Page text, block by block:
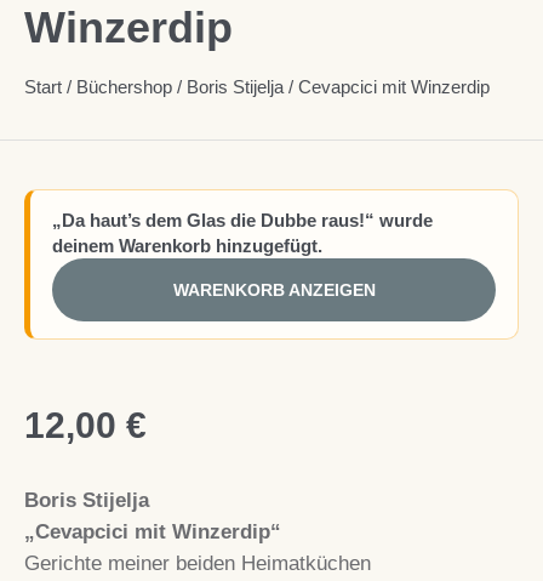
Winzerdip
Start / Büchershop / Boris Stijelja / Cevapcici mit Winzerdip
„Da haut’s dem Glas die Dubbe raus!“ wurde
deinem Warenkorb hinzugefügt.
WARENKORB ANZEIGEN
12,00 €
Boris Stijelja
„Cevapcici mit Winzerdip“
Gerichte meiner beiden Heimatküchen